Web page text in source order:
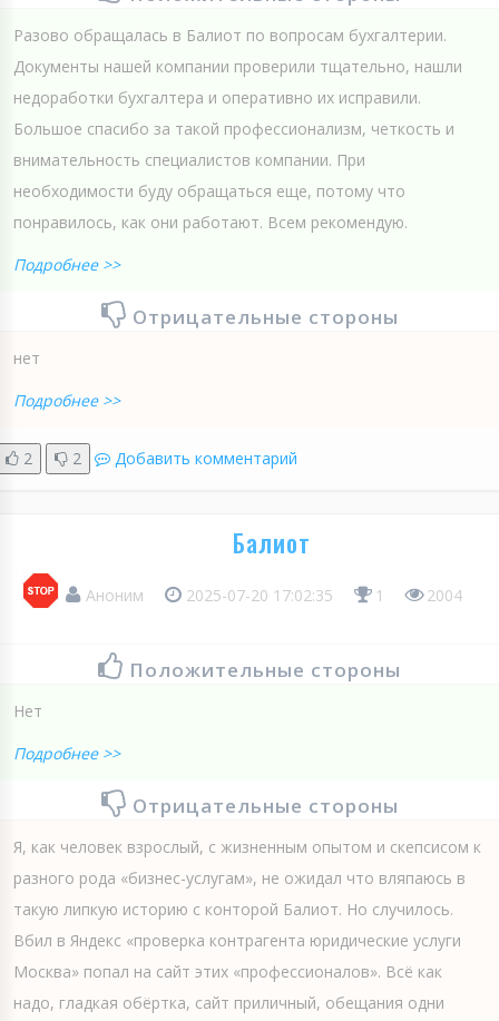
Разово обращалась в Балиот по вопросам бухгалтерии.
Документы нашей компании проверили тщательно, нашли
недоработки бухгалтера и оперативно их исправили.
Большое спасибо за такой профессионализм, четкость и
внимательность специалистов компании. При
необходимости буду обращаться еще, потому что
понравилось, как они работают. Всем рекомендую.
Подробнее >>
Отрицательные стороны
нет
Подробнее >>
2 2 Добавить комментарий
Балиот
Аноним 2025-07-20 17:02:35 1 2004
Положительные стороны
Нет
Подробнее >>
Отрицательные стороны
Я, как человек взрослый, с жизненным опытом и скепсисом к
разного рода «бизнес-услугам», не ожидал что вляпаюсь в
такую липкую историю с конторой Балиот. Но случилось.
Вбил в Яндекс «проверка контрагента юридические услуги
Москва» попал на сайт этих «профессионалов». Всё как
надо, гладкая обёртка, сайт приличный, обещания одни